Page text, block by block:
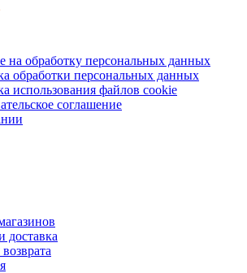
на обработку персональных данных
обработки персональных данных
использования файлов cookie
соглашение
доставка